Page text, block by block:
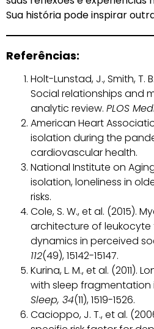
Sua história pode inspirar
Referências:
Holt-Lunstad, J., Smith, T.
Social relationships and
analytic review. PLOS
American Heart
isolation during the
cardiovascular health.
National Institute on
isolation, loneliness in
risks.
Cole, S. W., et al. (2015).
architecture of
dynamics in perceived
112(49), 15142-15147.
Kurina, L. M., et al. (2011).
with sleep
Sleep, 34(11), 1519-1526.
Cacioppo, J. T., et al.